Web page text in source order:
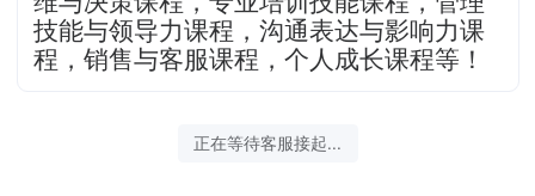
技能与领导力课程，沟通表达与影响力课
程，销售与客服课程，个人成长课程等！
2026-08-08 06:33:33 开始沟通